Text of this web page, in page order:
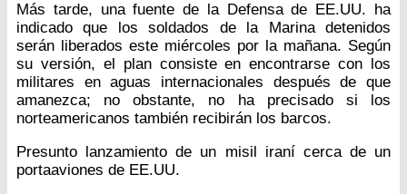
Más tarde, una fuente de la Defensa de EE.UU. ha
indicado que los soldados de la Marina detenidos
serán liberados este miércoles por la mañana. Según
su versión, el plan consiste en encontrarse con los
militares en aguas internacionales después de que
amanezca; no obstante, no ha precisado si los
norteamericanos también recibirán los barcos.
Presunto lanzamiento de un misil iraní cerca de un
portaaviones de EE.UU.